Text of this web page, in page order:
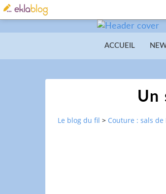
ACCUEIL
Un
Le blog du fil > Couture : sals de